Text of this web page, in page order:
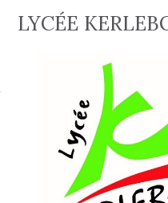
LYCÉE